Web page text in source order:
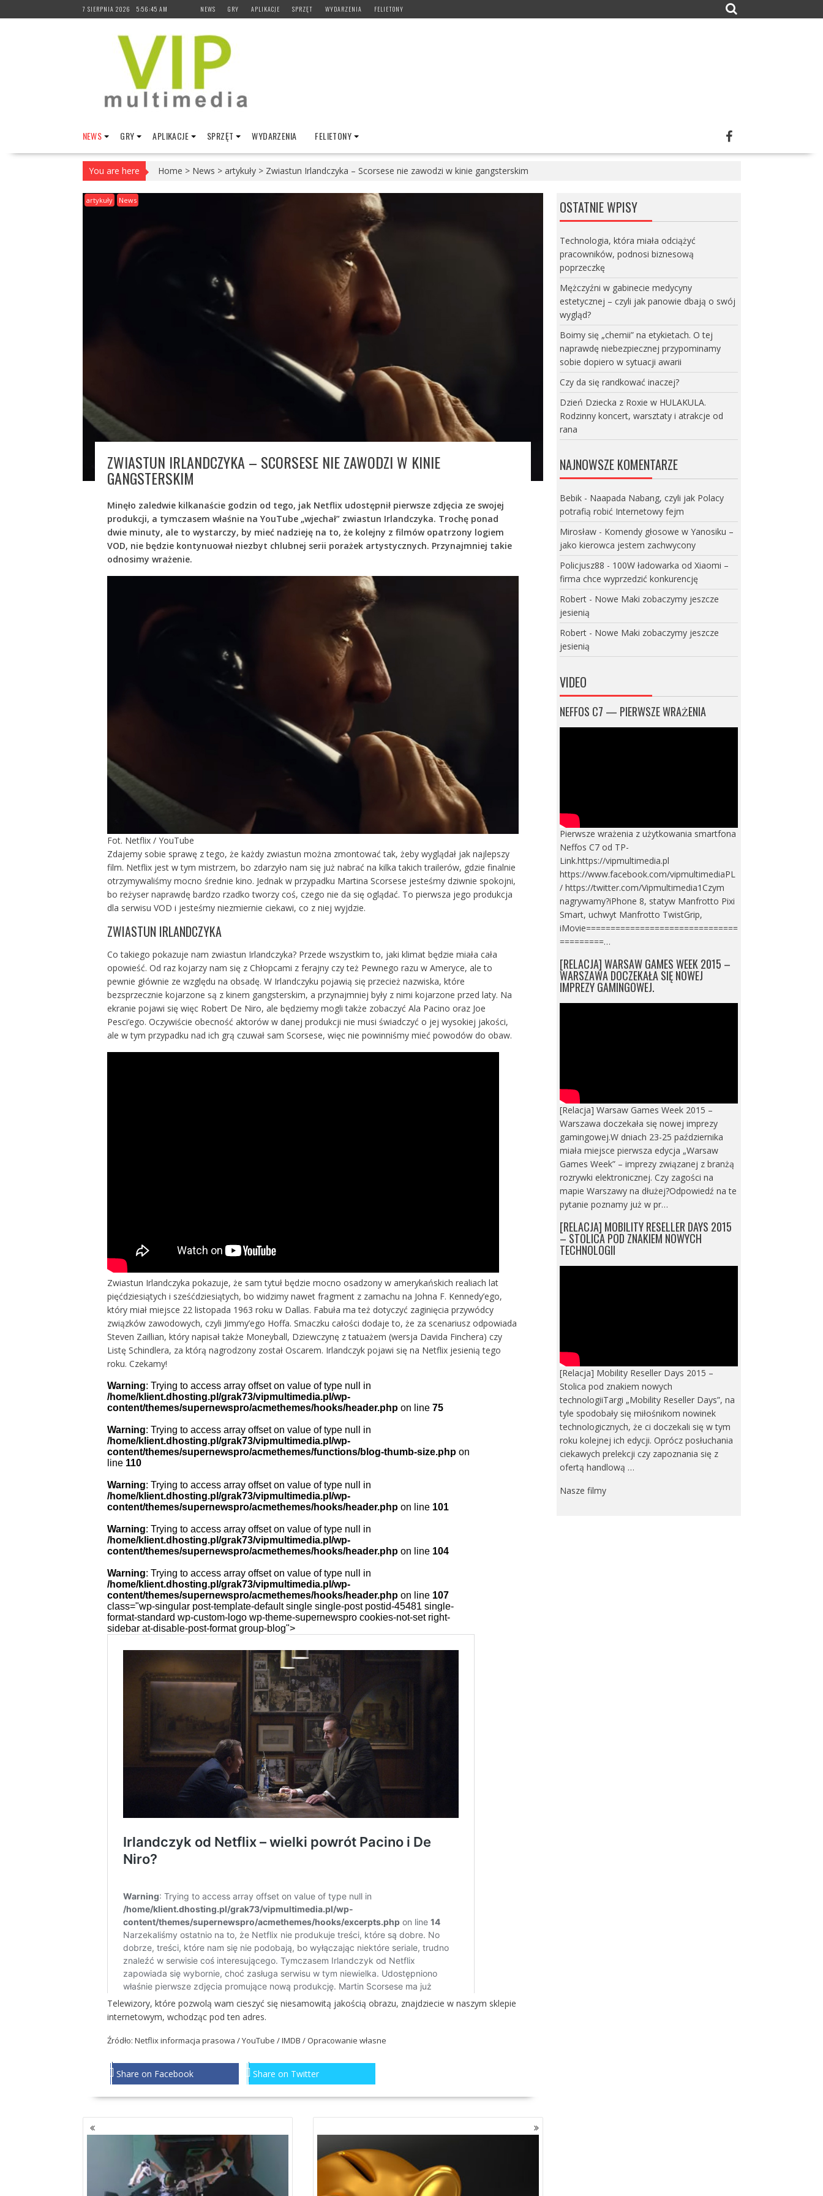
to
7 SIERPNIA 2026 5:56:46 AM NEWS GRY APLIKACJE SPRZĘT WYDARZENIA FELIETONY
NEWS GRY APLIKACJE SPRZĘT WYDARZENIA FELIETONY
You are here Home > News > artykuły > Zwiastun Irlandczyka – Scorsese nie zawodzi w kinie gangsterskim
artykuły News
ZWIASTUN IRLANDCZYKA – SCORSESE NIE ZAWODZI W KINIE
GANGSTERSKIM
Minęło zaledwie kilkanaście godzin od tego, jak Netflix udostępnił pierwsze zdjęcia ze swojej
produkcji, a tymczasem właśnie na YouTube „wjechał” zwiastun Irlandczyka. Trochę ponad
dwie minuty, ale to wystarczy, by mieć nadzieję na to, że kolejny z filmów opatrzony logiem
VOD, nie będzie kontynuował niezbyt chlubnej serii porażek artystycznych. Przynajmniej takie
odnosimy wrażenie.
Fot. Netflix / YouTube
Zdajemy sobie sprawę z tego, że każdy zwiastun można zmontować tak, żeby wyglądał jak najlepszy
film. Netflix jest w tym mistrzem, bo zdarzyło nam się już nabrać na kilka takich trailerów, gdzie finalnie
otrzymywaliśmy mocno średnie kino. Jednak w przypadku Martina Scorsese jesteśmy dziwnie spokojni,
bo reżyser naprawdę bardzo rzadko tworzy coś, czego nie da się oglądać. To pierwsza jego produkcja
dla serwisu VOD i jesteśmy niezmiernie ciekawi, co z niej wyjdzie.
ZWIASTUN IRLANDCZYKA
Co takiego pokazuje nam zwiastun Irlandczyka? Przede wszystkim to, jaki klimat będzie miała cała
opowieść. Od raz kojarzy nam się z Chłopcami z ferajny czy też Pewnego razu w Ameryce, ale to
pewnie głównie ze względu na obsadę. W Irlandczyku pojawią się przecież nazwiska, które
bezsprzecznie kojarzone są z kinem gangsterskim, a przynajmniej były z nimi kojarzone przed laty. Na
ekranie pojawi się więc Robert De Niro, ale będziemy mogli także zobaczyć Ala Pacino oraz Joe
Pesci’ego. Oczywiście obecność aktorów w danej produkcji nie musi świadczyć o jej wysokiej jakości,
ale w tym przypadku nad ich grą czuwał sam Scorsese, więc nie powinniśmy mieć powodów do obaw.
Zwiastun Irlandczyka pokazuje, że sam tytuł będzie mocno osadzony w amerykańskich realiach lat
pięćdziesiątych i sześćdziesiątych, bo widzimy nawet fragment z zamachu na Johna F. Kennedy’ego,
który miał miejsce 22 listopada 1963 roku w Dallas. Fabuła ma też dotyczyć zaginięcia przywódcy
związków zawodowych, czyli Jimmy’ego Hoffa. Smaczku całości dodaje to, że za scenariusz odpowiada
Steven Zaillian, który napisał także Moneyball, Dziewczynę z tatuażem (wersja Davida Finchera) czy
Listę Schindlera, za którą nagrodzony został Oscarem. Irlandczyk pojawi się na Netflix jesienią tego
roku. Czekamy!
Telewizory, które pozwolą wam cieszyć się niesamowitą jakością obrazu, znajdziecie w naszym sklepie
internetowym, wchodząc pod ten adres.
Źródło: Netflixinformacja prasowa / YouTube / IMDB / Opracowanie własne
Share on Facebook Share on Twitter
NAWIGACJA
PO
OSTATNIE WPISY
Technologia, która miała odciążyć
pracowników, podnosi biznesową
poprzeczkę
Mężczyźni w gabinecie medycyny
estetycznej – czyli jak panowie dbają o swój
wygląd?
Boimy się „chemii” na etykietach. O tej
naprawdę niebezpiecznej przypominamy
sobie dopiero w sytuacji awarii
Czy da się randkować inaczej?
Dzień Dziecka z Roxie w HULAKULA.
Rodzinny koncert, warsztaty i atrakcje od
rana
NAJNOWSZE KOMENTARZE
Bebik- Naapada Nabang, czyli jak Polacy
potrafią robić Internetowy fejm
Mirosław- Komendy głosowe w Yanosiku –
jako kierowca jestem zachwycony
Policjusz88 - 100W ładowarka od Xiaomi –
firma chce wyprzedzić konkurencję
Robert- Nowe Maki zobaczymy jeszcze
jesienią
Robert- Nowe Maki zobaczymy jeszcze
jesienią
VIDEO
NEFFOS C7 — PIERWSZE WRAŻENIA
Pierwsze wrażenia z użytkowania smartfona
Neffos C7 od TP-
Link.https://vipmultimedia.pl
https://www.facebook.com/vipmultimediaPL
/ https://twitter.com/Vipmultimedia1Czym
nagrywamy?iPhone 8, statyw Manfrotto Pixi
Smart, uchwyt Manfrotto TwistGrip,
iMovie===============================
=========…
[RELACJA] WARSAW GAMES WEEK 2015 –
WARSZAWA DOCZEKAŁA SIĘ NOWEJ
IMPREZY GAMINGOWEJ.
[Relacja] Warsaw Games Week 2015 –
Warszawa doczekała się nowej imprezy
gamingowej.W dniach 23-25 października
miała miejsce pierwsza edycja „Warsaw
Games Week” – imprezy związanej z branżą
rozrywki elektronicznej. Czy zagości na
mapie Warszawy na dłużej?Odpowiedź na te
pytanie poznamy już w pr…
[RELACJA] MOBILITY RESELLER DAYS 2015
– STOLICA POD ZNAKIEM NOWYCH
TECHNOLOGII
[Relacja] Mobility Reseller Days 2015 –
Stolica pod znakiem nowych
technologiiTargi „Mobility Reseller Days”, na
tyle spodobały się miłośnikom nowinek
technologicznych, że ci doczekali się w tym
roku kolejnej ich edycji. Oprócz posłuchania
ciekawych prelekcji czy zapoznania się z
ofertą handlową …
Nasze filmy